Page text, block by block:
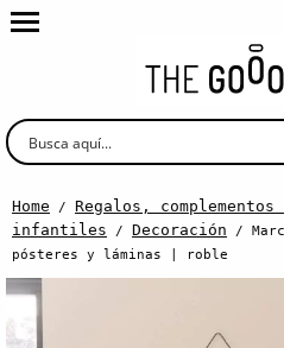
Home / Regalos,
infantiles / Decoración /
pósteres y láminas | roble